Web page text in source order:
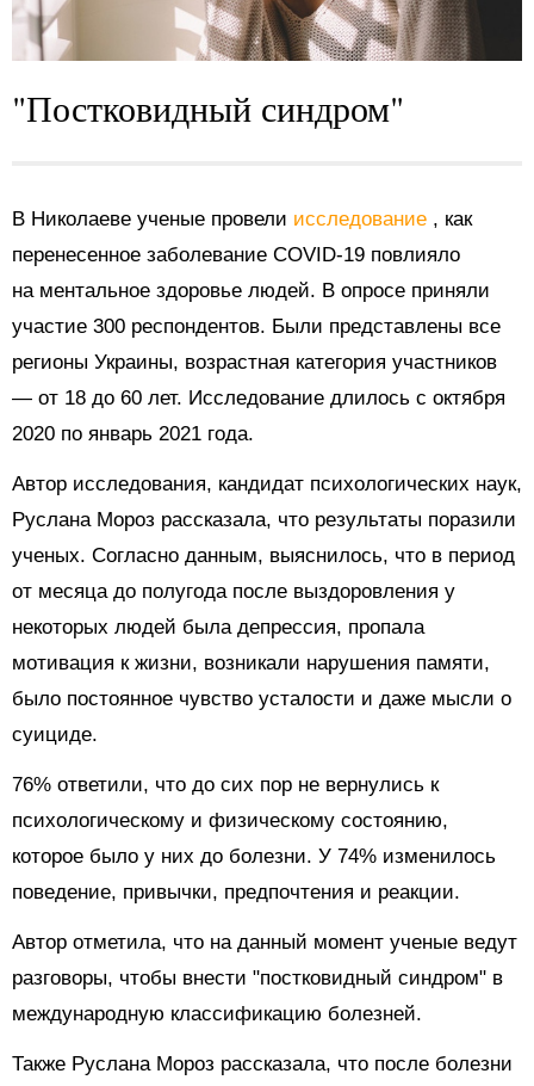
"Постковидный синдром"
В Николаеве ученые провели исследование , как
перенесенное заболевание COVID-19 повлияло
на ментальное здоровье людей. В опросе приняли
участие 300 респондентов. Были представлены все
регионы Украины, возрастная категория участников
— от 18 до 60 лет. Исследование длилось с октября
2020 по январь 2021 года.
Автор исследования, кандидат психологических наук,
Руслана Мороз рассказала, что результаты поразили
ученых. Согласно данным, выяснилось, что в период
от месяца до полугода после выздоровления у
некоторых людей была депрессия, пропала
мотивация к жизни, возникали нарушения памяти,
было постоянное чувство усталости и даже мысли о
суициде.
76% ответили, что до сих пор не вернулись к
психологическому и физическому состоянию,
которое было у них до болезни. У 74% изменилось
поведение, привычки, предпочтения и реакции.
Автор отметила, что на данный момент ученые ведут
разговоры, чтобы внести "постковидный синдром" в
международную классификацию болезней.
Также Руслана Мороз рассказала, что после болезни